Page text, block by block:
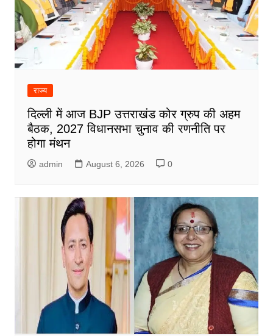
राज्य
दिल्ली में आज BJP उत्तराखंड कोर ग्रुप की अहम
बैठक, 2027 विधानसभा चुनाव की रणनीति पर
होगा मंथन
admin August 6, 2026 0